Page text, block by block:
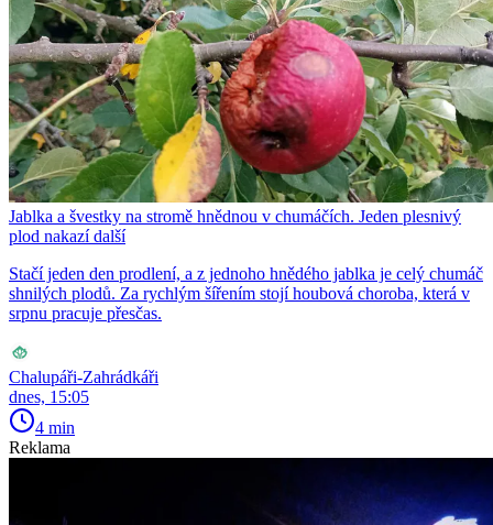
Jablka a švestky na stromě hnědnou v chumáčích. Jeden plesnivý
plod nakazí další
Stačí jeden den prodlení, a z jednoho hnědého jablka je celý chumáč
shnilých plodů. Za rychlým šířením stojí houbová choroba, která v
srpnu pracuje přesčas.
Chalupáři-Zahrádkáři
dnes, 15:05
4 min
Reklama